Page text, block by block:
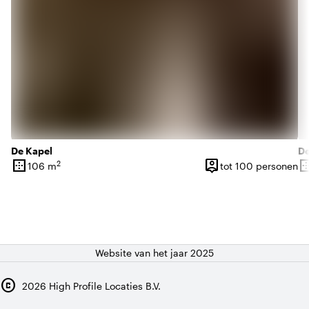
De Kapel
border_outer
Oppervlakte
106 m2 person_pin
Capaciteit
tot 100 personen
Website van het jaar 2025
copyright 2026 High Profile Locaties B.V.